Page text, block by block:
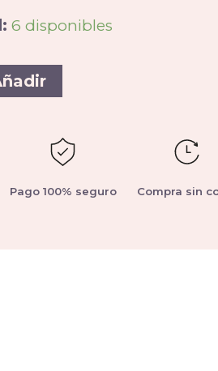
6 disponibles
Pago 100% seguro Compra sin